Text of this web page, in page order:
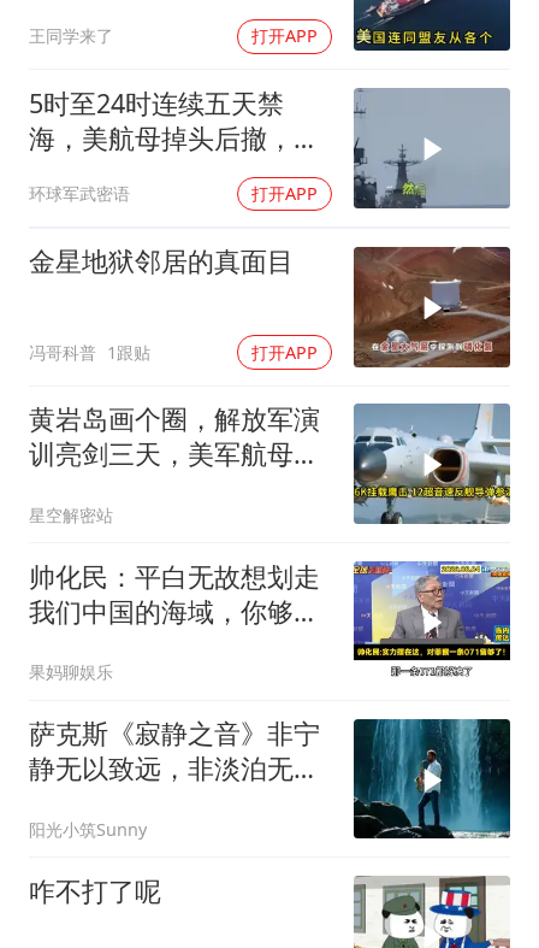
王同学来了 打开APP
5时至24时连续五天禁
海，美航母掉头后撤，黄
环球军武密语 打开APP
金星地狱邻居的真面目
冯哥科普 1跟贴 打开APP
黄岩岛画个圈，解放军演
训亮剑三天，美军航母从
星空解密站
帅化民：平白无故想划走
我们中国的海域，你够格
果妈聊娱乐
萨克斯《寂静之音》非宁
静无以致远，非淡泊无以
阳光小筑Sunny
咋不打了呢